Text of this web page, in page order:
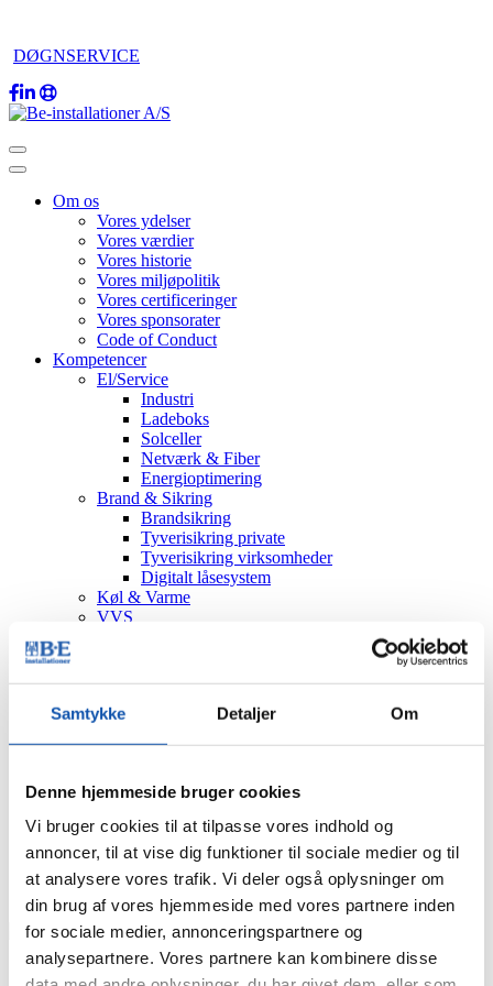
Samtykke Detaljer Om
Denne hjemmeside bruger cookies
Vi bruger cookies til at tilpasse vores indhold og
annoncer, til at vise dig funktioner til sociale medier og til
at analysere vores trafik. Vi deler også oplysninger om
din brug af vores hjemmeside med vores partnere inden
for sociale medier, annonceringspartnere og
analysepartnere. Vores partnere kan kombinere disse
DØGNSERVICE
Om os
Vores ydelser
Vores værdier
Vores historie
Vores miljøpolitik
Vores certificeringer
Vores sponsorater
Code of Conduct
Kompetencer
El/Service
Industri
Ladeboks
Solceller
Netværk & Fiber
Energioptimering
Brand & Sikring
Brandsikring
Tyverisikring private
Tyverisikring virksomheder
Digitalt låsesystem
Køl & Varme
VVS
Job
Døgnservice
Tilbud
Tekniker
Eftersyn
Du er her: